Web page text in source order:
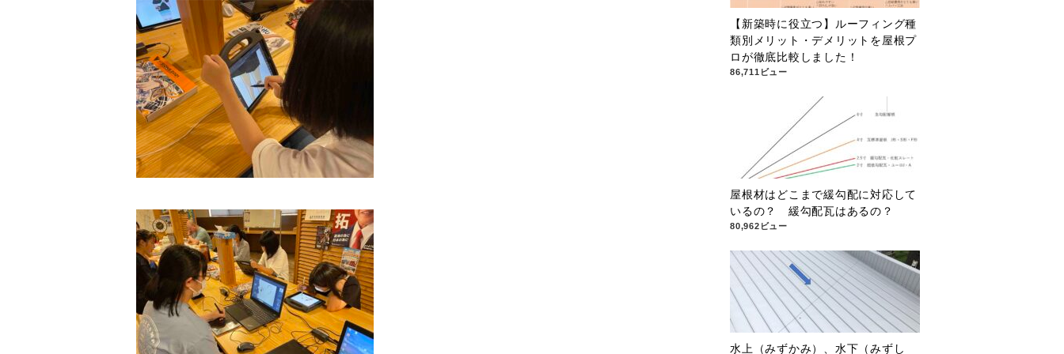
【新築時に役立つ】ルーフィング種
類別メリット・デメリットを屋根プ
ロが徹底比較しました！
86,711ビュー
屋根材はどこまで緩勾配に対応して
いるの？ 緩勾配瓦はあるの？
80,962ビュー
水上（みずかみ）、水下（みずし